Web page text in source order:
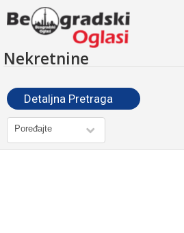
Nekretnine
Detaljna Pretraga